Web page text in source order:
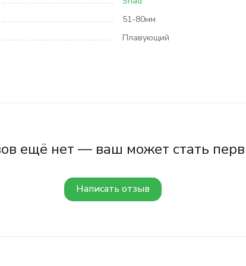
51-80мм
Плавующий
ещё нет — ваш может стать
Написать отзыв